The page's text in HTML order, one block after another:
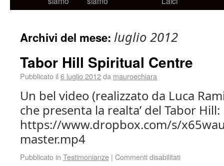
Archivi del mese: luglio 2012
Tabor Hill Spiritual Centre
Pubblicato il 6 luglio 2012da mauroechiara
Un bel video (realizzato da Luca
che presenta la realta’ del Tabor Hill:
https://www.dropbox.com/s/
master.mp4
Pubblicato in Testimonianze | Commenti disabilitati